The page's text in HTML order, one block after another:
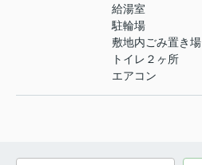
給湯室
駐輪場
敷地内ごみ置き場
トイレ２ヶ所
エアコン